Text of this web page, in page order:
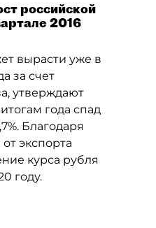
российской
2016
вырасти уже в
за счет
утверждают
года спад
Благодаря
экспорта
курса рубля
году.